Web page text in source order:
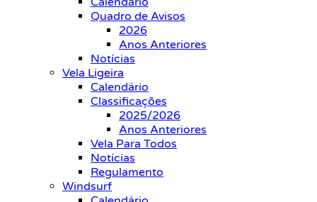
Quadro de Avisos
2026
Anos Anteriores
Notícias
Vela Ligeira
Calendário
Classificações
2025/2026
Anos Anteriores
Vela Para Todos
Notícias
Regulamento
Windsurf